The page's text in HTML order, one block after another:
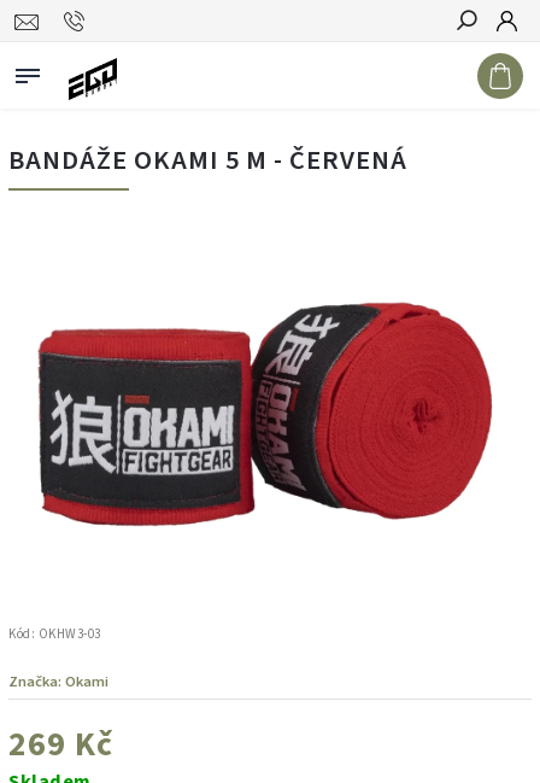
Hledat
BANDÁŽE OKAMI 5 M - ČERVENÁ
Kód: OKHW3-03
Značka: Okami
269 Kč